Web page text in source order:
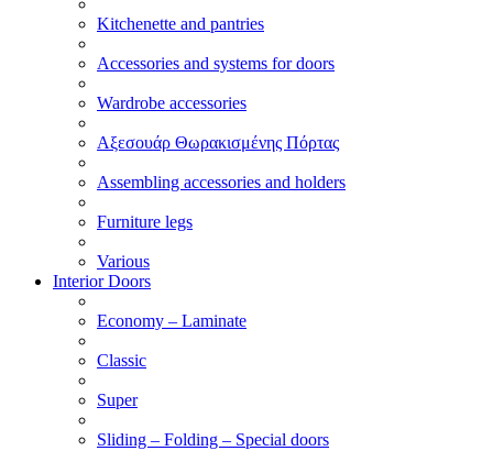
Kitchenette and pantries
Accessories and systems for doors
Wardrobe accessories
Αξεσουάρ Θωρακισμένης Πόρτας
Assembling accessories and holders
Furniture legs
Various
Interior Doors
Economy – Laminate
Classic
Super
Sliding – Folding – Special doors